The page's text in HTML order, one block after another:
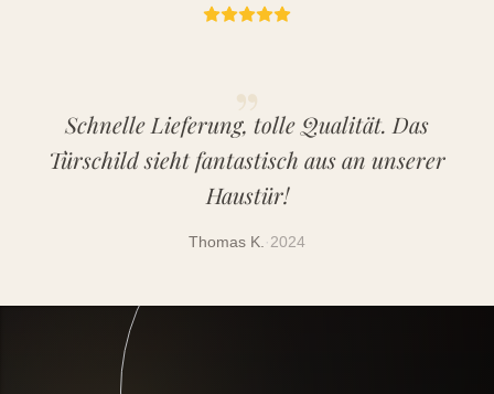
„
Schnelle Lieferung, tolle Qualität. Das
Türschild sieht fantastisch aus an unserer
Haustür!
Thomas K. ·2024